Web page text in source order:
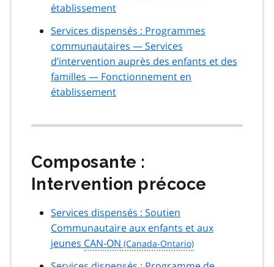
établissement
Services dispensés : Programmes
communautaires — Services
d’intervention auprès des enfants et des
familles — Fonctionnement en
établissement
Composante :
Intervention précoce
Services dispensés : Soutien
Communautaire aux enfants et aux
jeunes CAN-ON